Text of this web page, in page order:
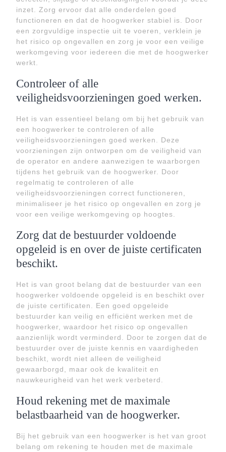
inzet. Zorg ervoor dat alle onderdelen goed
functioneren en dat de hoogwerker stabiel is. Door
een zorgvuldige inspectie uit te voeren, verklein je
het risico op ongevallen en zorg je voor een veilige
werkomgeving voor iedereen die met de hoogwerker
werkt.
Controleer of alle
veiligheidsvoorzieningen goed werken.
Het is van essentieel belang om bij het gebruik van
een hoogwerker te controleren of alle
veiligheidsvoorzieningen goed werken. Deze
voorzieningen zijn ontworpen om de veiligheid van
de operator en andere aanwezigen te waarborgen
tijdens het gebruik van de hoogwerker. Door
regelmatig te controleren of alle
veiligheidsvoorzieningen correct functioneren,
minimaliseer je het risico op ongevallen en zorg je
voor een veilige werkomgeving op hoogtes.
Zorg dat de bestuurder voldoende
opgeleid is en over de juiste certificaten
beschikt.
Het is van groot belang dat de bestuurder van een
hoogwerker voldoende opgeleid is en beschikt over
de juiste certificaten. Een goed opgeleide
bestuurder kan veilig en efficiënt werken met de
hoogwerker, waardoor het risico op ongevallen
aanzienlijk wordt verminderd. Door te zorgen dat de
bestuurder over de juiste kennis en vaardigheden
beschikt, wordt niet alleen de veiligheid
gewaarborgd, maar ook de kwaliteit en
nauwkeurigheid van het werk verbeterd.
Houd rekening met de maximale
belastbaarheid van de hoogwerker.
Bij het gebruik van een hoogwerker is het van groot
belang om rekening te houden met de maximale